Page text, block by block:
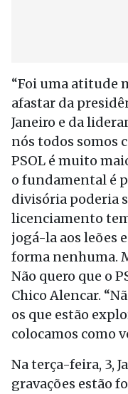
“Foi uma atitude
afastar da
Janeiro e da
nós todos somos
PSOL é muito
o fundamental é
divisória poderia
licenciamento
jogá-la aos leões
forma nenhuma.
Não quero que o
Chico Alencar.
os que estão
colocamos como
Na terça-feira, 3,
gravações estão